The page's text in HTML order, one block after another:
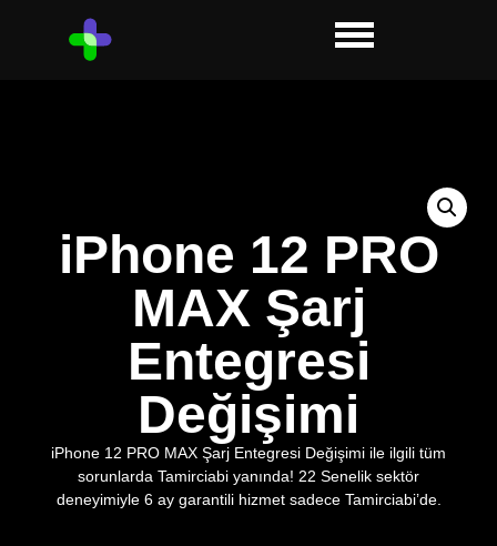
iPhone 12 PRO
MAX Şarj
Entegresi
Değişimi
iPhone 12 PRO MAX Şarj Entegresi Değişimi ile ilgili tüm
sorunlarda Tamirciabi yanında! 22 Senelik sektör
deneyimiyle 6 ay garantili hizmet sadece Tamirciabi’de.